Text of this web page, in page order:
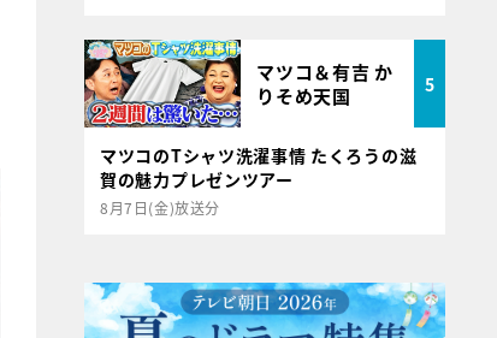
マツコ＆有吉 か
りそめ天国
5
マツコのTシャツ洗濯事情 たくろうの滋
賀の魅力プレゼンツアー
8月7日(金)放送分